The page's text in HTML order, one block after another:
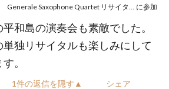
に参加
平和島の演奏会も素敵でした。
単独リサイタルも楽しみにして
。
1件の返信を隠す▲ シェア